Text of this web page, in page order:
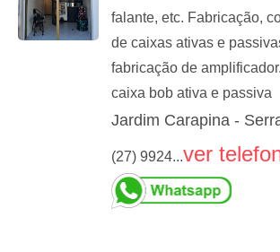
falante, etc. Fabricação,
de caixas ativas e
fabricação de
caixa bob ativa e passiva
Jardim Carapina -
(27) 9924...ver